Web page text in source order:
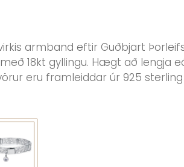
armband eftir Guðbjart
18kt gyllingu. Hægt að lengja
eru framleiddar úr 925 sterling